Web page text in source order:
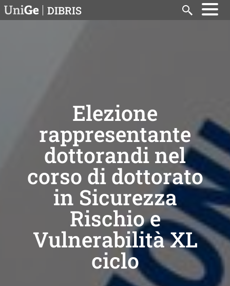
Salta al contenuto principale
DIBRIS Search
Elezione
rappresentante
dottorandi nel
corso di dottorato
in Sicurezza
Rischio e
Vulnerabilità XL
ciclo